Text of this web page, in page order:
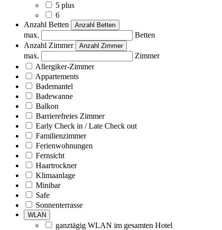
5 plus
6
Anzahl Betten
Anzahl Betten
max.
Betten
Anzahl Zimmer
Anzahl Zimmer
max.
Zimmer
Allergiker-Zimmer
Appartements
Bademantel
Badewanne
Balkon
Barrierefreies Zimmer
Early Check in / Late Check out
Familienzimmer
Ferienwohnungen
Fernsicht
Haartrockner
Klimaanlage
Minibar
Safe
Sonnenterrasse
WLAN
ganztägig WLAN im gesamten Hotel